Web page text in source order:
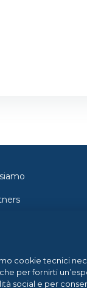
cookie tecnici
per fornirti
social e per